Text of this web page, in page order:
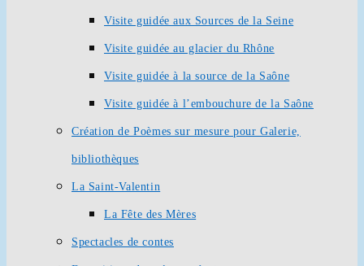
Visite guidée aux Sources de la Seine
Visite guidée au glacier du Rhône
Visite guidée à la source de la Saône
Visite guidée à l’embouchure de la Saône
Création de Poèmes sur mesure pour Galerie,
bibliothèques
La Saint-Valentin
La Fête des Mères
Spectacles de contes